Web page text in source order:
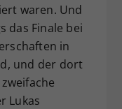
waren. Und
das Finale bei
in
und der dort
Lukas